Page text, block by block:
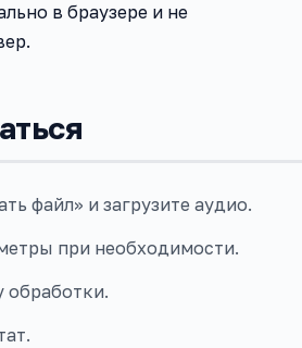
в браузере и не
файл» и загрузите аудио.
при необходимости.